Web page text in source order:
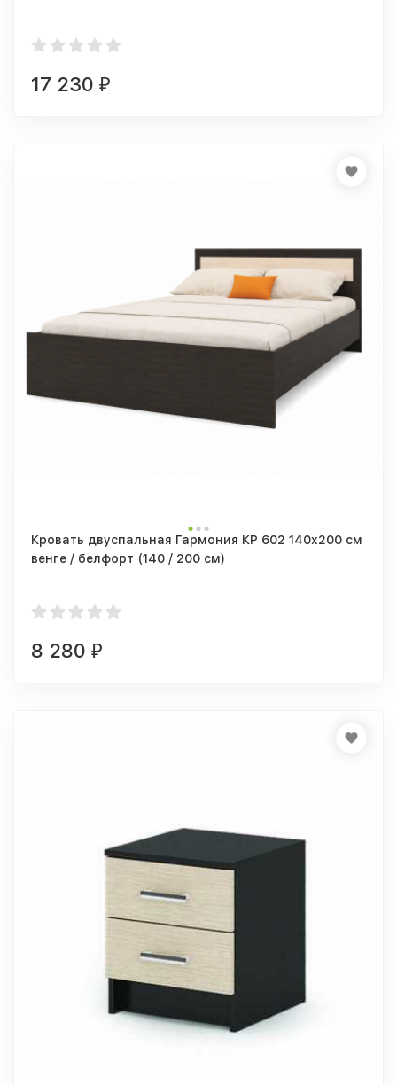
17 230 ₽
Кровать двуспальная Гармония КР 602 140x200 см
венге / белфорт (140 / 200 см)
8 280 ₽